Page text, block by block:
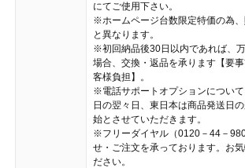
にてご使用下さい。
※ホームページ台数限定特価の為
と異なります。
※初回納品後30日以内であれば、
場合、交換・返品を承ります【要
客様負担】。
※電話サポートオプションについ
日の翌々日、東日本は商品発送日
始とさせていただきます。
※フリーダイヤル（0120－44－
せ・ご注文を承っております。お
ださい。